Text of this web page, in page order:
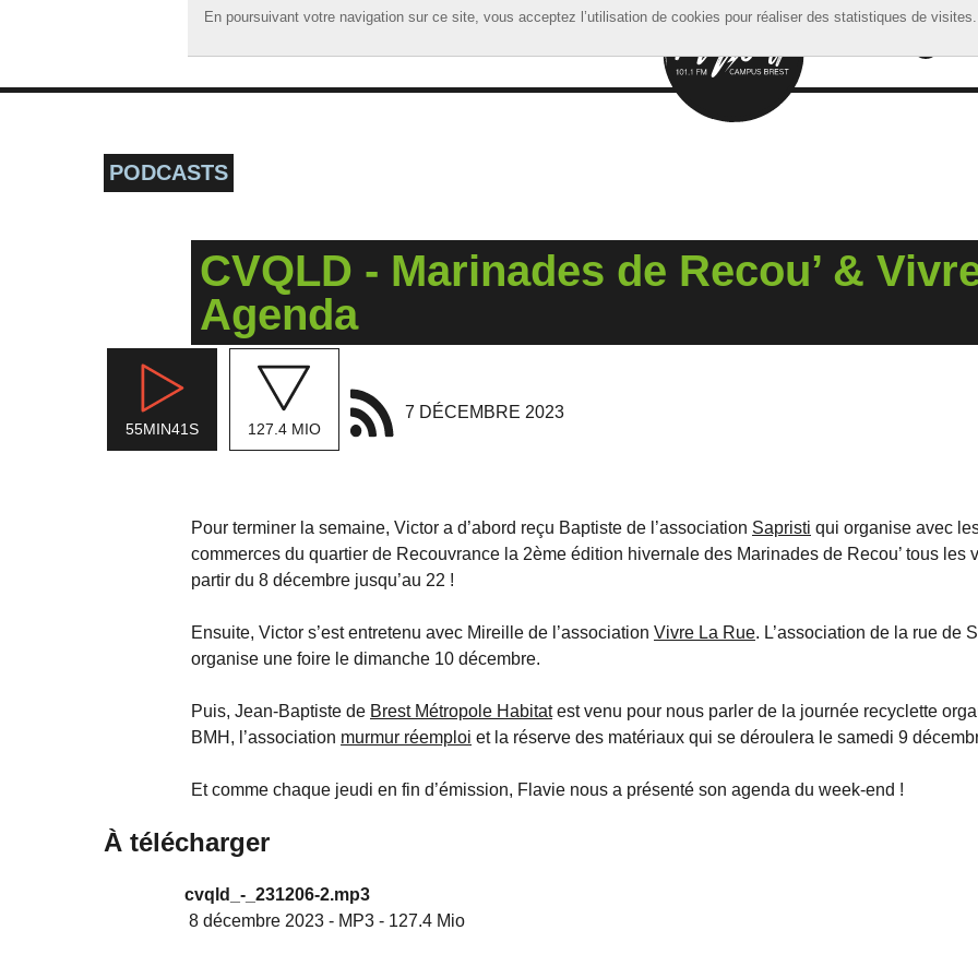
En poursuivant votre navigation sur ce site, vous acceptez l’utilisation de cookies pour réaliser des statistiques de visites.
En poursuivant votre navigation sur ce site, vous acceptez l’utilisation de cookies pour réaliser des statistiques de visites.
ACCUEIL
PODCASTS
CVQLD - Marinades de Recou’ &
Agenda
55MIN41S 127.4 MIO
7 DÉCEMBRE 2023
Pour terminer la semaine, Victor a d’abord reçu Baptiste de l’association Sapristi qui organise avec
commerces du quartier de Recouvrance la 2ème édition hivernale des Marinades de Recou’ tous les
partir du 8 décembre jusqu’au 22 !
Ensuite, Victor s’est entretenu avec Mireille de l’association Vivre La Rue. L’association de la rue de
organise une foire le dimanche 10 décembre.
Puis, Jean-Baptiste de Brest Métropole Habitatest venu pour nous parler de la journée recyclette
BMH, l’association murmur réemploi et la réserve des matériaux qui se déroulera le samedi 9
Et comme chaque jeudi en fin d’émission, Flavie nous a présenté son agenda du week-end !
À télécharger
cvqld_-_231206-2.mp3
8 décembre 2023 - MP3 - 127.4 Mio